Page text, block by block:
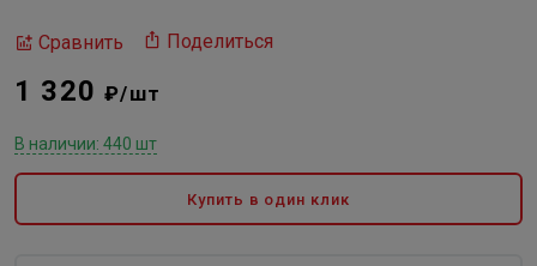
Сравнить Поделиться
1 320₽/шт
В наличии: 440 шт
Купить в один клик